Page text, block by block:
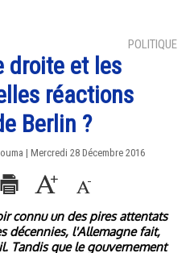
POLITIQUE
droite et les
réactions
Berlin ?
| Mercredi 28 Décembre 2016
connu un des pires attentats
décennies, l'Allemagne fait,
Tandis que le gouvernement